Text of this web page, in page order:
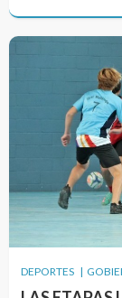
DEPORTES |